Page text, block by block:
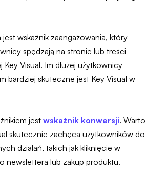
wskaźnik zaangażowania, który
spędzają na stronie lub treści
Visual. Im dłużej użytkownicy
bardziej skuteczne jest Key Visual w
jest wskaźnik konwersji. Warto
skutecznie zachęca użytkowników do
działań, takich jak kliknięcie w
newslettera lub zakup produktu.